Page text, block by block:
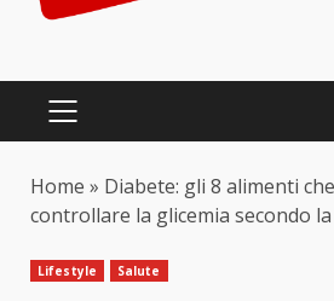
PRIMARY
Home » Diabete: gli 8 alimenti
controllare la glicemia secondo la
Lifestyle Salute